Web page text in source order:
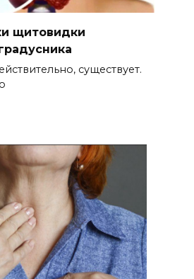
щитовидки
существует.